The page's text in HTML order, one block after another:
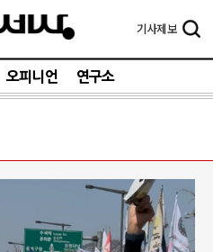
기사제보
오피니언 연구소